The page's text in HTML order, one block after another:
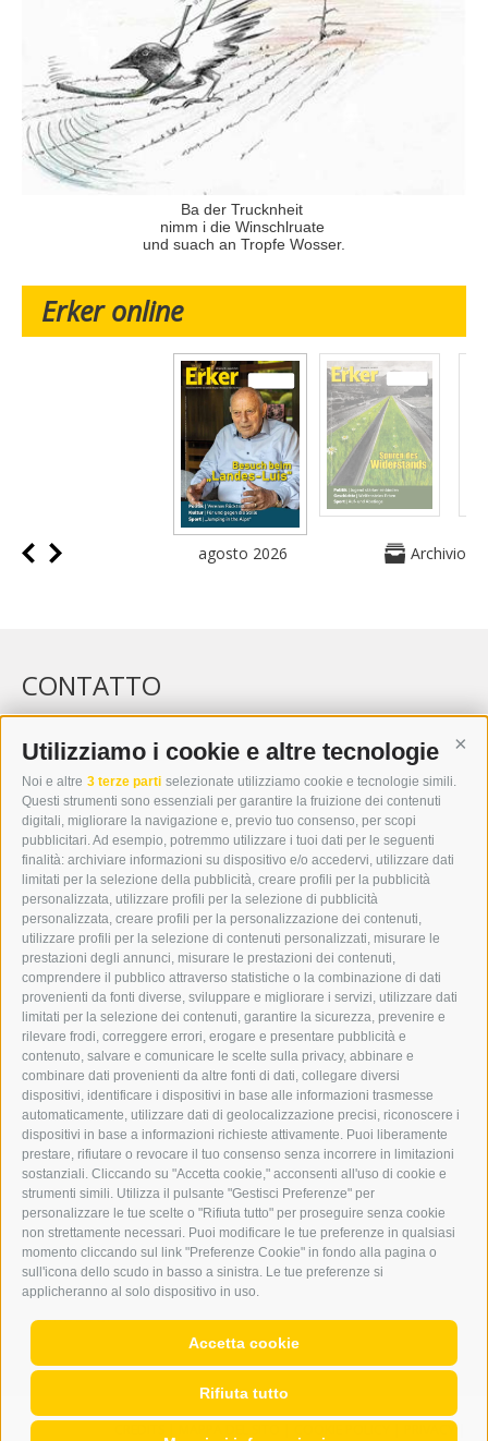
Utilizziamo i cookie e altre tecnologie
Noi e altre 3 terze parti selezionate utilizziamo cookie e tecnologie simili.
Questi strumenti sono essenziali per garantire la fruizione dei contenuti
digitali, migliorare la navigazione e, previo tuo consenso, per scopi
pubblicitari. Ad esempio, potremmo utilizzare i tuoi dati per le seguenti
finalità: archiviare informazioni su dispositivo e/o accedervi, utilizzare dati
limitati per la selezione della pubblicità, creare profili per la pubblicità
personalizzata, utilizzare profili per la selezione di pubblicità
personalizzata, creare profili per la personalizzazione dei contenuti,
utilizzare profili per la selezione di contenuti personalizzati, misurare le
prestazioni degli annunci, misurare le prestazioni dei contenuti,
comprendere il pubblico attraverso statistiche o la combinazione di dati
provenienti da fonti diverse, sviluppare e migliorare i servizi, utilizzare dati
limitati per la selezione dei contenuti, garantire la sicurezza, prevenire e
rilevare frodi, correggere errori, erogare e presentare pubblicità e
contenuto, salvare e comunicare le scelte sulla privacy, abbinare e
combinare dati provenienti da altre fonti di dati, collegare diversi
dispositivi, identificare i dispositivi in base alle informazioni trasmesse
automaticamente, utilizzare dati di geolocalizzazione precisi, riconoscere i
dispositivi in base a informazioni richieste attivamente. Puoi liberamente
prestare, rifiutare o revocare il tuo consenso senza incorrere in limitazioni
sostanziali. Cliccando su "Accetta cookie," acconsenti all'uso di cookie e
strumenti simili. Utilizza il pulsante "Gestisci Preferenze" per
personalizzare le tue scelte o "Rifiuta tutto" per proseguire senza cookie
non strettamente necessari. Puoi modificare le tue preferenze in qualsiasi
momento cliccando sul link "Preferenze Cookie" in fondo alla pagina o
sull'icona dello scudo in basso a sinistra. Le tue preferenze si
applicheranno al solo dispositivo in uso.
Accetta cookie
Rifiuta tutto
Ba der Trucknheit
nimm i die Winschlruate
und suach an Tropfe Wosser.
Erker online
agosto 2026 Archivio
CONTATTO
WIPP-MEDIA GMBH
DER ERKER
I-39049 VIPITENO
TEL.: +39 0472 766876
GRAFIK@DERERKER.IT
INFO@DERERKER.IT
BARBARA.FONTANA@DERERKER.IT
ERKER
PUBBLICITÀ NELL’ERKER
PUBBLICITÀ ONLINE
ADDEBITO DIRETTO SEPA
REGOLAMENTO COMMENTI
ONLINE VOTING
SERVICE
EVENTI
ANNUNCI
LINK UTILI
METEO
WEBCAM
VIDEO
NECROLOGI
|